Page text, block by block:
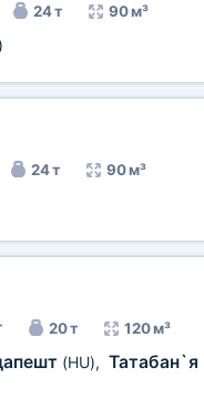
24 т 90 м³
24 т 90 м³
20 т 120 м³
(HU), Татабан`я